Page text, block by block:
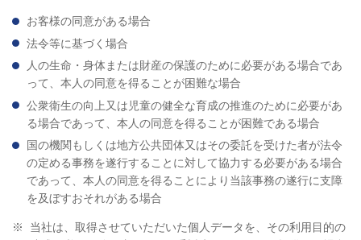
お客様の同意がある場合
法令等に基づく場合
人の生命・身体または財産の保護のために必要がある場合であ
って、本人の同意を得ることが困難な場合
公衆衛生の向上又は児童の健全な育成の推進のために必要があ
る場合であって、本人の同意を得ることが困難である場合
国の機関もしくは地方公共団体又はその委託を受けた者が法令
の定める事務を遂行することに対して協力する必要がある場合
であって、本人の同意を得ることにより当該事務の遂行に支障
を及ぼすおそれがある場合
※
当社は、取得させていただいた個人データを、その利用目的の